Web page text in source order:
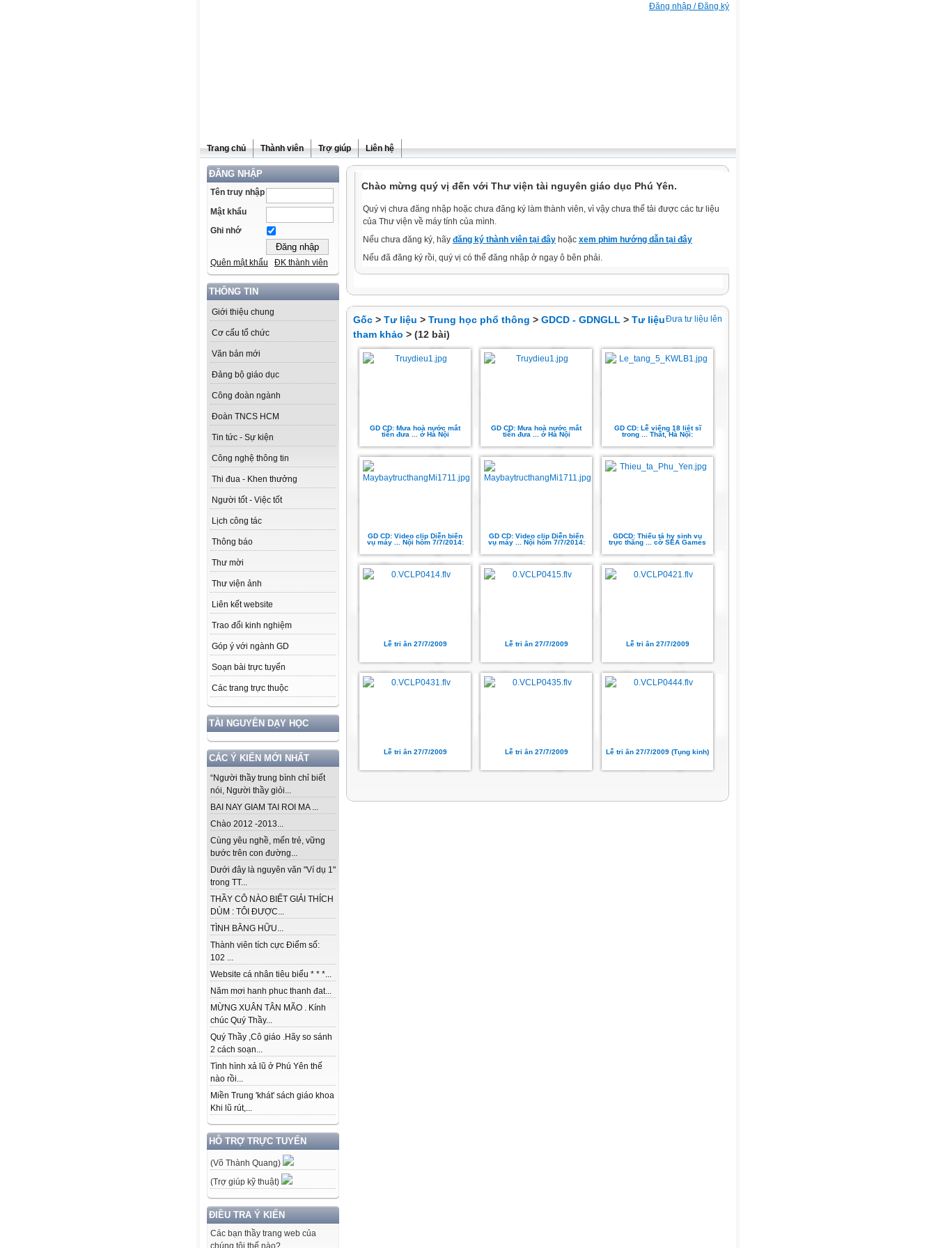
Đăng nhập / Đăng ký
Trang chủ Thành viên Trợ giúp Liên hệ
ĐĂNG NHẬP
Tên truy nhập
Mật khẩu
Ghi nhớ
Quên mật khẩu ĐK thành viên
THÔNG TIN
Giới thiệu chung
Cơ cấu tổ chức
Văn bản mới
Đảng bộ giáo dục
Công đoàn ngành
Đoàn TNCS HCM
Tin tức - Sự kiện
Công nghệ thông tin
Thi đua - Khen thưởng
Người tốt - Việc tốt
Lịch công tác
Thông báo
Thư mời
Thư viện ảnh
Liên kết website
Trao đổi kinh nghiệm
Góp ý với ngành GD
Soạn bài trực tuyến
Các trang trực thuộc
TÀI NGUYÊN DẠY HỌC
CÁC Ý KIẾN MỚI NHẤT
“Người thầy trung bình chỉ biết
nói, Người thầy giỏi...
BAI NAY GIAM TAI ROI MA ...
Chào 2012 -2013...
Cùng yêu nghề, mến trẻ, vững
bước trên con đường...
Dưới đây là nguyên văn "Ví dụ 1"
trong TT...
THẦY CÔ NÀO BIẾT GIẢI THÍCH
DÙM : TÔI ĐƯỢC...
TÌNH BẰNG HỮU...
Thành viên tích cực Điểm số:
102 ...
Website cá nhân tiêu biểu * * *...
Năm mơi hanh phuc thanh đat...
MỪNG XUÂN TÂN MÃO . Kính
chúc Quý Thầy...
Quý Thầy ,Cô giáo .Hãy so sánh
2 cách soạn...
Tình hình xả lũ ở Phú Yên thế
nào rồi...
Miền Trung 'khát' sách giáo khoa
Khi lũ rút,...
HỖ TRỢ TRỰC TUYẾN
(Võ Thành Quang)
(Trợ giúp kỹ thuật)
ĐIỀU TRA Ý KIẾN
Các bạn thầy trang web của
chúng tôi thế nào?
Chào mừng quý vị đến với Thư viện tài nguyên giáo dục Phú Yên.
Quý vị chưa đăng nhập hoặc chưa đăng ký làm thành viên, vì vậy chưa thể tải được các tư liệu
của Thư viện về máy tính của mình.
Nếu chưa đăng ký, hãy đăng ký thành viên tại đây hoặc xem phim hướng dẫn tại đây
Nếu đã đăng ký rồi, quý vị có thể đăng nhập ở ngay ô bên phải.
Đưa tư liệu lên
Gốc > Tư liệu > Trung học phổ thông > GDCD - GDNGLL > Tư liệu
tham khảo > (12 bài)
GD CD: Mưa hoà nước mắt
tiễn đưa ... ở Hà Nội
GD CD: Mưa hoà nước mắt
tiễn đưa ... ở Hà Nội
GD CD: Lễ viếng 18 liệt sĩ
trong ... Thất, Hà Nội:
GD CD: Video clip Diễn biến
vụ máy ... Nội hôm 7/7/2014:
GD CD: Video clip Diễn biến
vụ máy ... Nội hôm 7/7/2014:
GDCD: Thiếu tá hy sinh vụ
trực thăng ... cờ SEA Games
Lễ tri ân 27/7/2009 Lễ tri ân 27/7/2009 Lễ tri ân 27/7/2009
Lễ tri ân 27/7/2009 Lễ tri ân 27/7/2009 Lễ tri ân 27/7/2009 (Tụng kinh)